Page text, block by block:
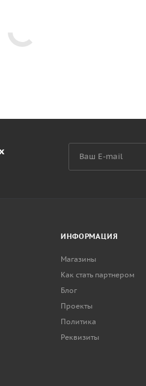
ИНФОРМАЦИЯ
Магазины
Как стать партнером
Блог
Проекты
Политика
Реквизиты